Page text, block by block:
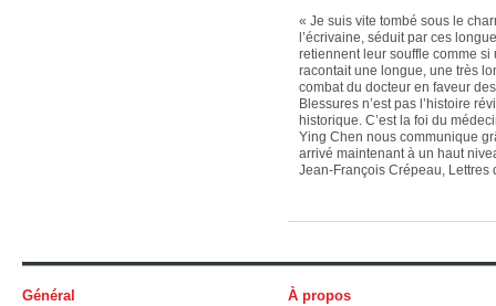
« Je suis vite tombé sous le
l’écrivaine, séduit par ces
retiennent leur souffle comme si
racontait une longue, une très
combat du docteur en faveur
Blessures n’est pas l’histoire
historique. C’est la foi du
Ying Chen nous communique
arrivé maintenant à un haut
Jean-François Crépeau, Lettres
Général À propos